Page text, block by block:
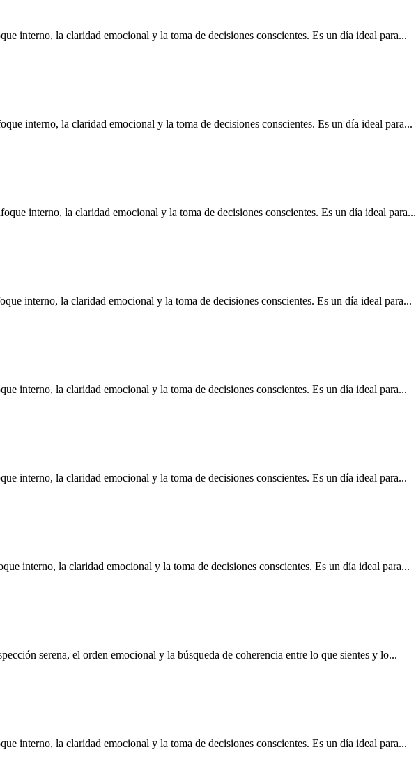
interno, la claridad emocional y la toma de decisiones conscientes. Es un día ideal para...
interno, la claridad emocional y la toma de decisiones conscientes. Es un día ideal para...
interno, la claridad emocional y la toma de decisiones conscientes. Es un día ideal para...
interno, la claridad emocional y la toma de decisiones conscientes. Es un día ideal para...
interno, la claridad emocional y la toma de decisiones conscientes. Es un día ideal para...
interno, la claridad emocional y la toma de decisiones conscientes. Es un día ideal para...
interno, la claridad emocional y la toma de decisiones conscientes. Es un día ideal para...
serena, el orden emocional y la búsqueda de coherencia entre lo que sientes y lo...
interno, la claridad emocional y la toma de decisiones conscientes. Es un día ideal para...